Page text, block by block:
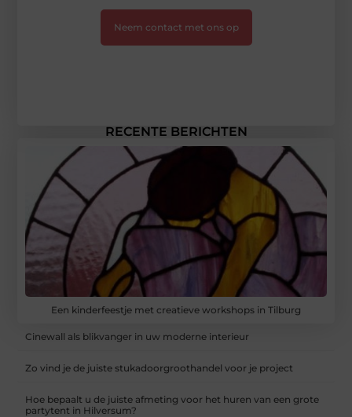
RECENTE BERICHTEN
Een kinderfeestje met creatieve workshops in Tilburg
Cinewall als blikvanger in uw moderne interieur
Zo vind je de juiste stukadoorgroothandel voor je project
Hoe bepaalt u de juiste afmeting voor het huren van een grote
partytent in Hilversum?
Neem contact met ons op